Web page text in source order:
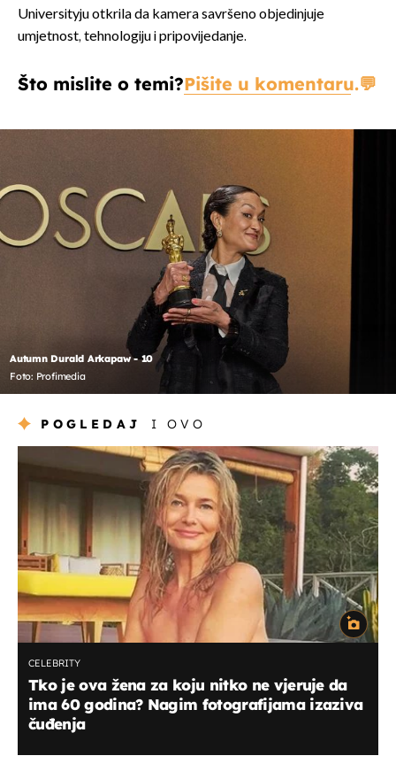
Universityju otkrila da kamera savršeno objedinjuje
umjetnost, tehnologiju i pripovijedanje.
Što mislite o temi?Pišite u komentaru.
Autumn Durald Arkapaw - 10
Foto: Profimedia
POGLEDAJ I OVO
CELEBRITY
Tko je ova žena za koju nitko ne vjeruje da
ima 60 godina? Nagim fotografijama izaziva
čuđenja